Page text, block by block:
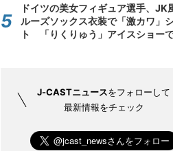
ドイツの美女フィギュア選手、JK
ルーズソックス衣装で「激カワ」
ト 「りくりゅう」アイスショー
J-CASTニュースをフォローして
最新情報をチェック